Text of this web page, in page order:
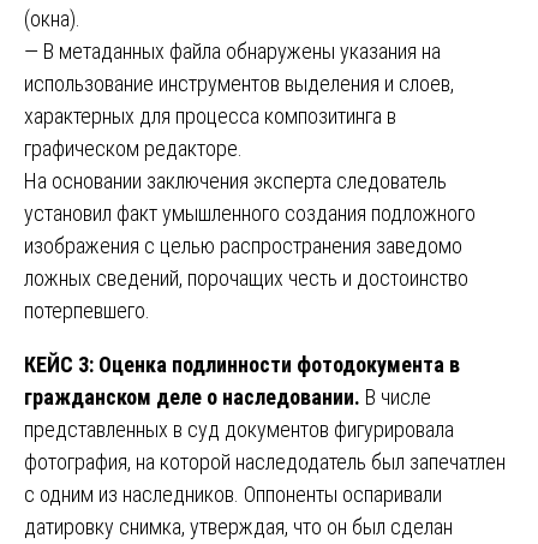
(окна).
— В метаданных файла обнаружены указания на
использование инструментов выделения и слоев,
характерных для процесса композитинга в
графическом редакторе.
На основании заключения эксперта следователь
установил факт умышленного создания подложного
изображения с целью распространения заведомо
ложных сведений, порочащих честь и достоинство
потерпевшего.
КЕЙС 3: Оценка подлинности фотодокумента в
гражданском деле о наследовании. В числе
представленных в суд документов фигурировала
фотография, на которой наследодатель был запечатлен
с одним из наследников. Оппоненты оспаривали
датировку снимка, утверждая, что он был сделан